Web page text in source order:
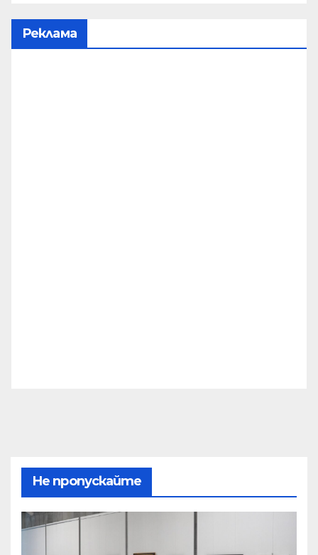
Реклама
Не пропускайте